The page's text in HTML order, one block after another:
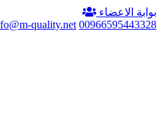
بوابة الاعضاء
00966595443328
quality.net